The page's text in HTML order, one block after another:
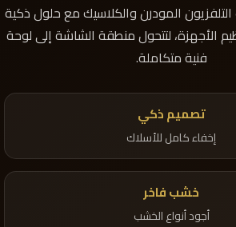
المودرن والكلاسيك مع حلول ذكية
الأجهزة، لتتحول منطقة الشاشة إلى لوحة
فنية متكاملة.
تصميم ذكي
إخفاء كامل للأسلاك
خشب فاخر
أجود أنواع الخشب